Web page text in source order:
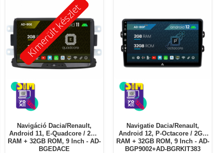
Kimerült készlet
Navigáció Dacia/Renault,
Android 11, E-Quadcore / 2GB
RAM + 32GB ROM, 9 Inch - AD-
BGEDACE
Navigatie Dacia/Renault,
Android 12, P-Octacore / 2GB
RAM + 32GB ROM, 9 Inch - AD-
BGP9002+AD-BGRKIT383